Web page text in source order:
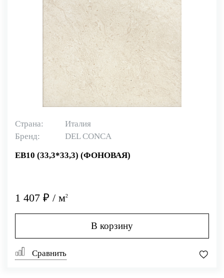
Страна:
Италия
Бренд:
DEL CONCA
EB10 (33,3*33,3) (ФОНОВАЯ)
1 407 ₽ / м2
В корзину
Сравнить